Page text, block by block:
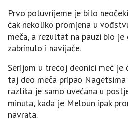
Prvo poluvrijeme je bilo
čak nekoliko promjena u
meča, a rezultat na pauzi bio
zabrinulo i navijače.
Serijom u trećoj deonici meč je
taj deo meča pripao
razlika je samo uvećana u
minuta, kada je Meloun ipak
navrata.